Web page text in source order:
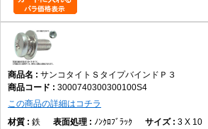
サンコタイトＳタイプバインドＰ３
3000740300300100S4
この商品の詳細はコチラ
鉄
ﾉﾝｸﾛﾌﾞﾗｯｸ 3 X 10